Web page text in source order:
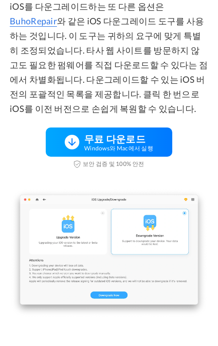
iOS를 다운그레이드하는 또 다른 옵션은
BuhoRepair와 같은 iOS 다운그레이드 도구를 사용
하는 것입니다. 이 도구는 귀하의 요구에 맞게 특별
히 조정되었습니다. 타사 웹 사이트를 방문하지 않
고도 필요한 펌웨어를 직접 다운로드할 수 있다는 점
에서 차별화됩니다. 다운그레이드할 수 있는 iOS 버
전의 포괄적인 목록을 제공합니다. 클릭 한 번으로
iOS를 이전 버전으로 손쉽게 복원할 수 있습니다.
무료 다운로드
Windows와 Mac에서 실행
보안 검증 및 100% 안전